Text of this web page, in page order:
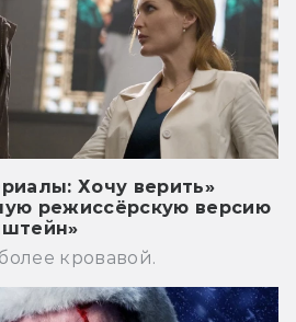
Хочу верить»
режиссёрскую версию
кровавой.